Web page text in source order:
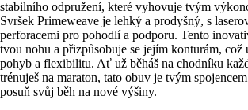
stabilního odpružení, které vyhovuje tvým
Svršek Primeweave je lehký a prodyšný, s
perforacemi pro pohodlí a podporu. Tento
tvou nohu a přizpůsobuje se jejím konturám, což
pohyb a flexibilitu. Ať už běháš na chodníku
trénuješ na maraton, tato obuv je tvým
posuň svůj běh na nové výšiny.